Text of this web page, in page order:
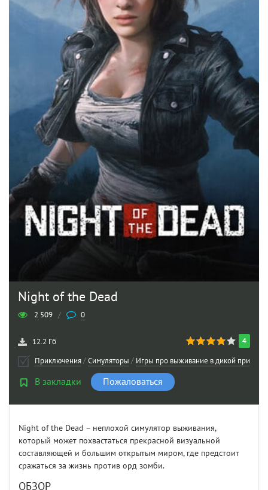
Night of the Dead
2 509 / 0
4
12.2 Гб
Приключения/Симуляторы / Игры про выживание в дикой природе
В закладки Пожаловаться
Night of the Dead – неплохой симулятор выживания,
который может похвастаться прекрасной визуальной
составляющей и большим открытым миром, где предстоит
сражаться за жизнь против орд зомби.
ОБЗОР